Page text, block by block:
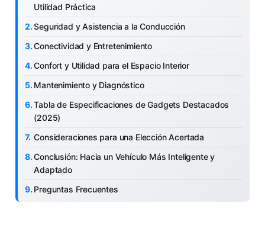
Utilidad Práctica
Seguridad y Asistencia a la Conducción
Conectividad y Entretenimiento
Confort y Utilidad para el Espacio Interior
Mantenimiento y Diagnóstico
Tabla de Especificaciones de Gadgets Destacados
(2025)
Consideraciones para una Elección Acertada
Conclusión: Hacia un Vehículo Más Inteligente y
Adaptado
Preguntas Frecuentes